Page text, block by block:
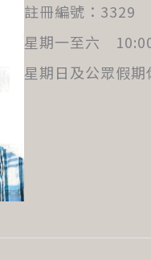
註冊編號：3329
星期一至六
星期日及公眾假期